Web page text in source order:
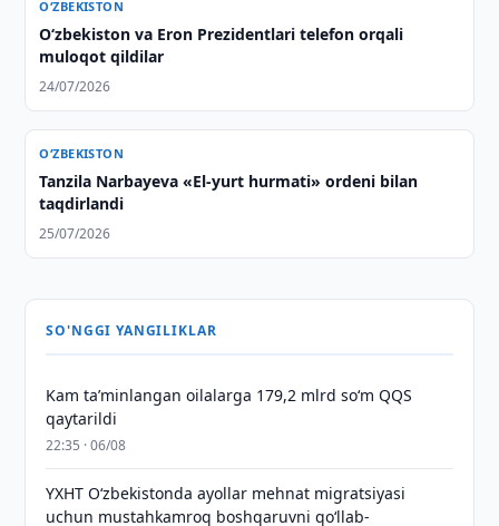
O‘ZBEKISTON
Oʻzbekiston va Eron Prezidentlari telefon orqali
muloqot qildilar
24/07/2026
O‘ZBEKISTON
Tanzila Narbayeva «El-yurt hurmati» ordeni bilan
taqdirlandi
25/07/2026
SO'NGGI YANGILIKLAR
Kam taʼminlangan oilalarga 179,2 mlrd so‘m QQS
qaytarildi
22:35 · 06/08
YXHT O‘zbekistonda ayollar mehnat migratsiyasi
uchun mustahkamroq boshqaruvni qo‘llab-